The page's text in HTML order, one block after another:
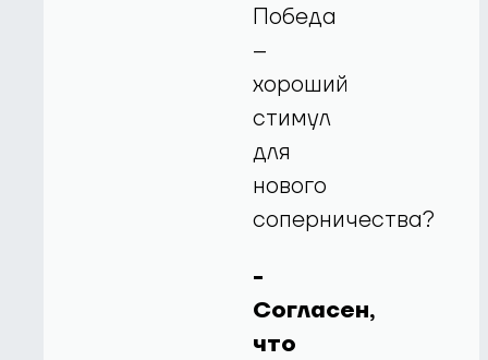
Победа
–
хороший
стимул
для
нового
соперничества?
-
Согласен,
что